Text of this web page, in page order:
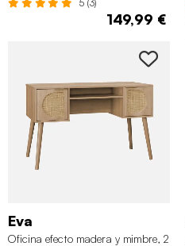
5 (3)
149,99 €
Eva
Oficina efecto madera y mimbre, 2